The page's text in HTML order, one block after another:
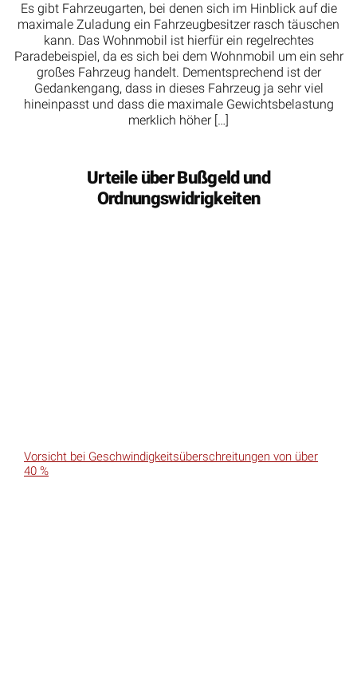
Es gibt Fahrzeugarten, bei denen sich im Hinblick auf die
maximale Zuladung ein Fahrzeugbesitzer rasch täuschen
kann. Das Wohnmobil ist hierfür ein regelrechtes
Paradebeispiel, da es sich bei dem Wohnmobil um ein sehr
großes Fahrzeug handelt. Dementsprechend ist der
Gedankengang, dass in dieses Fahrzeug ja sehr viel
hineinpasst und dass die maximale Gewichtsbelastung
merklich höher […]
Urteile über Bußgeld und
Ordnungswidrigkeiten
Vorsicht bei Geschwindigkeitsüberschreitungen von über
40 %